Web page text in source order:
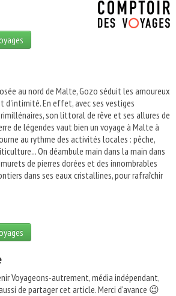
au nord de Malte, Gozo séduit les amoureux
d'intimité. En effet, avec ses vestiges
son littoral de rêve et ses allures de
de légendes vaut bien un voyage à Malte à
au rythme des activités locales : pêche,
On déambule main dans la main dans
de pierres dorées et des innombrables
dans ses eaux cristallines, pour rafraîchir
Voyageons-autrement, média indépendant,
de partager cet article. Merci d'avance 😉